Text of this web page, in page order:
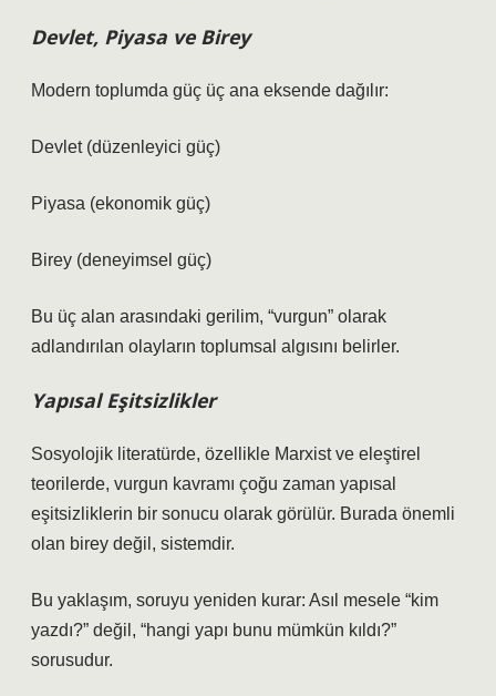
Devlet, Piyasa ve Birey
Modern toplumda güç üç ana eksende dağılır:
Devlet (düzenleyici güç)
Piyasa (ekonomik güç)
Birey (deneyimsel güç)
Bu üç alan arasındaki gerilim, “vurgun” olarak
adlandırılan olayların toplumsal algısını belirler.
Yapısal Eşitsizlikler
Sosyolojik literatürde, özellikle Marxist ve eleştirel
teorilerde, vurgun kavramı çoğu zaman yapısal
eşitsizliklerin bir sonucu olarak görülür. Burada önemli
olan birey değil, sistemdir.
Bu yaklaşım, soruyu yeniden kurar: Asıl mesele “kim
yazdı?” değil, “hangi yapı bunu mümkün kıldı?”
sorusudur.